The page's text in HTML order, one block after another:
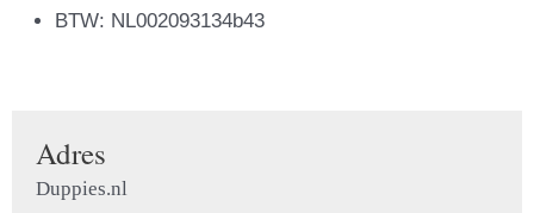
BTW: NL002093134b43
Adres
Duppies.nl